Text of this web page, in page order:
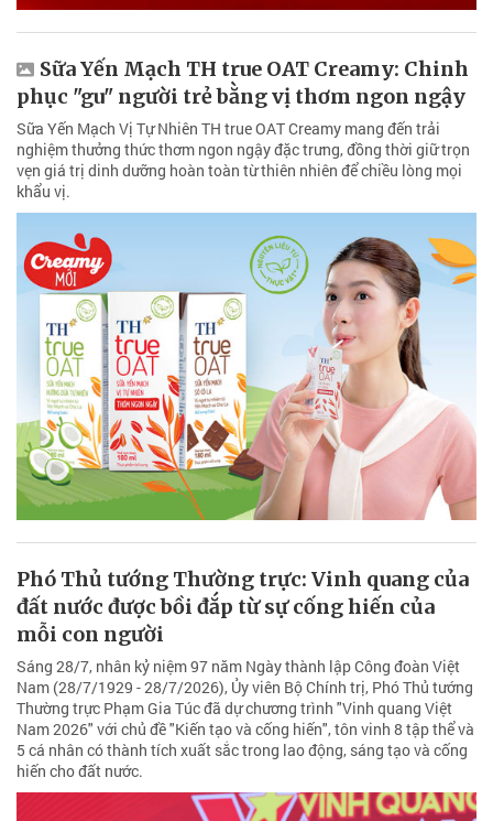
Sữa Yến Mạch TH true OAT Creamy: Chinh
phục "gu" người trẻ bằng vị thơm ngon ngậy
Sữa Yến Mạch Vị Tự Nhiên TH true OAT Creamy mang đến trải
nghiệm thưởng thức thơm ngon ngậy đặc trưng, đồng thời giữ trọn
vẹn giá trị dinh dưỡng hoàn toàn từ thiên nhiên để chiều lòng mọi
khẩu vị.
Phó Thủ tướng Thường trực: Vinh quang của
đất nước được bồi đắp từ sự cống hiến của
mỗi con người
Sáng 28/7, nhân kỷ niệm 97 năm Ngày thành lập Công đoàn Việt
Nam (28/7/1929 - 28/7/2026), Ủy viên Bộ Chính trị, Phó Thủ tướng
Thường trực Phạm Gia Túc đã dự chương trình "Vinh quang Việt
Nam 2026" với chủ đề "Kiến tạo và cống hiến", tôn vinh 8 tập thể và
5 cá nhân có thành tích xuất sắc trong lao động, sáng tạo và cống
hiến cho đất nước.